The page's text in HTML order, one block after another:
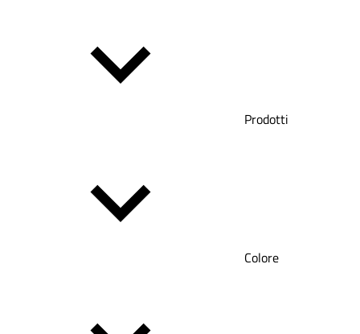
Prodotti
Colore